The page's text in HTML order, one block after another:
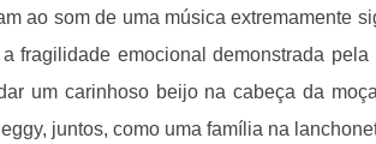
ao som de uma música extremamente
fragilidade emocional demonstrada
um carinhoso beijo na cabeça da
juntos, como uma família na